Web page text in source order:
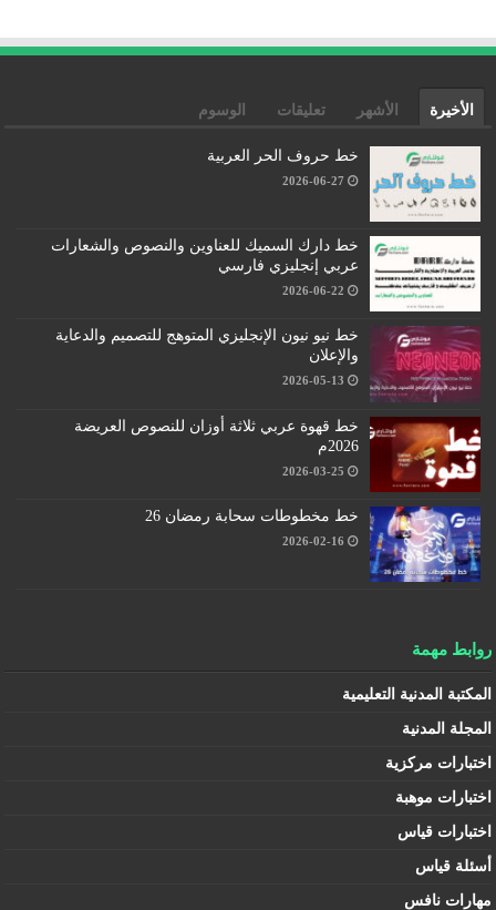
الأخيرة الأشهر تعليقات الوسوم
خط حروف الحر العربية
2026-06-27
خط دارك السميك للعناوين والنصوص والشعارات
عربي إنجليزي فارسي
2026-06-22
خط نيو نيون الإنجليزي المتوهج للتصميم والدعاية
والإعلان
2026-05-13
خط قهوة عربي ثلاثة أوزان للنصوص العريضة
2026م
2026-03-25
خط مخطوطات سحابة رمضان 26
2026-02-16
روابط مهمة
المكتبة المدنية التعليمية
المجلة المدنية
اختبارات مركزية
اختبارات موهبة
اختبارات قياس
أسئلة قياس
مهارات نافس